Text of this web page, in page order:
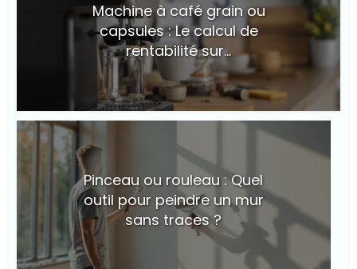
© Suite101
Machine à café grain ou
capsules : Le calcul de
rentabilité sur...
Pinceau ou rouleau : Quel
outil pour peindre un mur
sans traces ?